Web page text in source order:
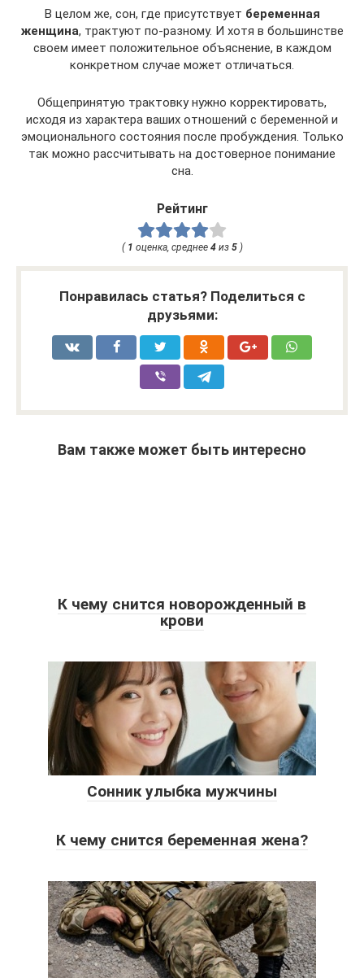
В целом же, сон, где присутствует беременная
женщина, трактуют по-разному. И хотя в большинстве
своем имеет положительное объяснение, в каждом
конкретном случае может отличаться.
Общепринятую трактовку нужно корректировать,
исходя из характера ваших отношений с беременной и
эмоционального состояния после пробуждения. Только
так можно рассчитывать на достоверное понимание
сна.
Рейтинг
( 1 оценка, среднее 4из 5)
Понравилась статья? Поделиться с
друзьями:
Вам также может быть интересно
К чему снится новорожденный в
крови
Сонник улыбка мужчины
К чему снится беременная жена?